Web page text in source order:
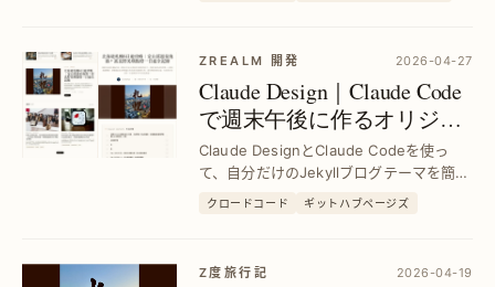
ZREALM 開発 2026-04-27
Claude Design｜Claude Code
で週末午後に作るオリジナ
ルJekyllブログテーマ
Claude DesignとClaude Codeを使っ
て、自分だけのJekyllブログテーマを簡単
に作成。初心者でも短時間で個性的なブ
クロードコード ギットハブページズ
Z度旅行記 2026-04-19